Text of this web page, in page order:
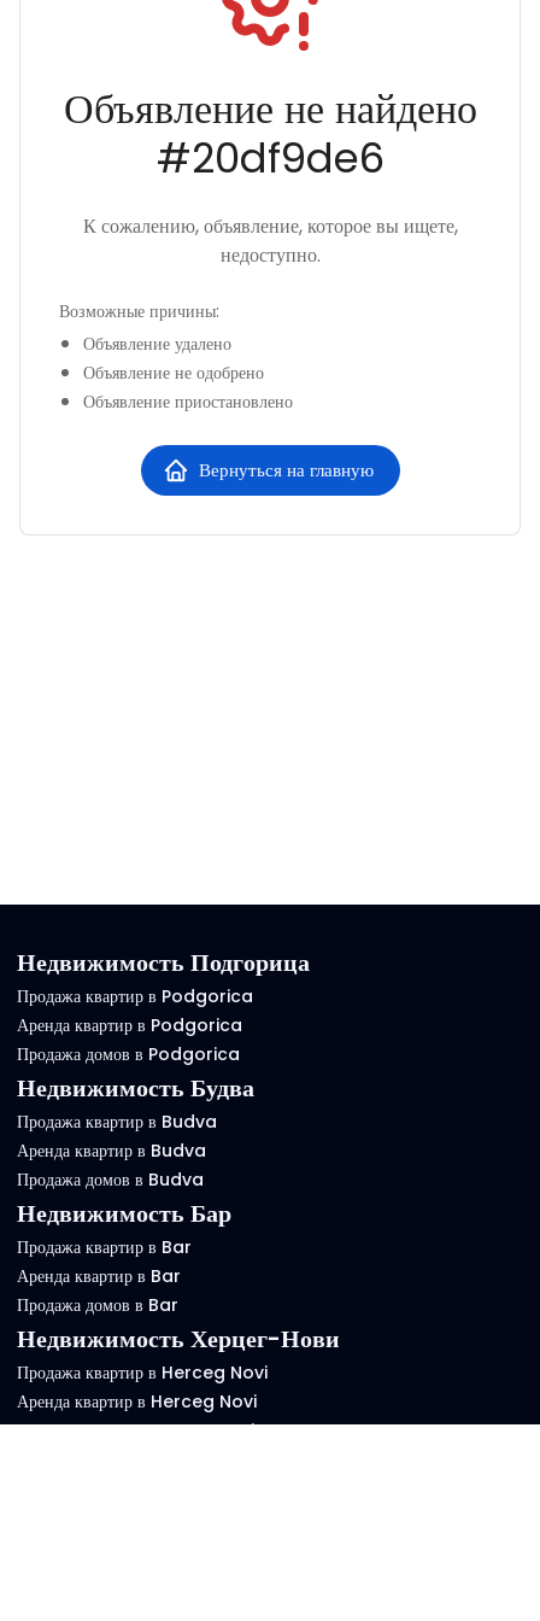
Объявление не найдено
#20df9de6
К сожалению, объявление, которое вы ищете,
недоступно.
Возможные причины:
Объявление удалено
Объявление не одобрено
Объявление приостановлено
Вернуться на главную
Недвижимость Подгорица
Продажа квартир в Podgorica
Аренда квартир в Podgorica
Продажа домов в Podgorica
Недвижимость Будва
Продажа квартир в Budva
Аренда квартир в Budva
Продажа домов в Budva
Недвижимость Бар
Продажа квартир в Bar
Аренда квартир в Bar
Продажа домов в Bar
Недвижимость Херцег-Нови
Продажа квартир в Herceg Novi
Аренда квартир в Herceg Novi
Продажа домов в Herceg Novi